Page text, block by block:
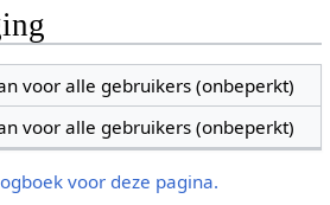
voor alle gebruikers (onbeperkt)
voor alle gebruikers (onbeperkt)
voor deze pagina.